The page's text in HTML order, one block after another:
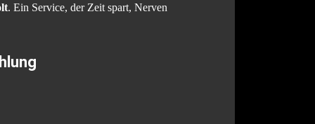
. Ein Service, der Zeit spart, Nerven